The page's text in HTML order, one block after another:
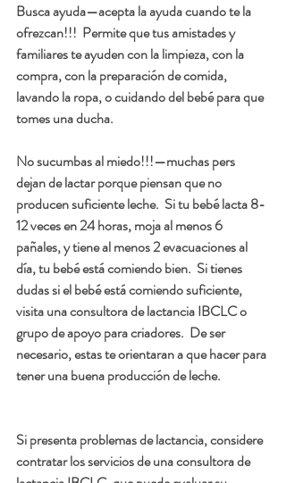
Busca ayuda—acepta la ayuda cuando te la
ofrezcan!!!  Permite que tus amistades y
familiares te ayuden con la limpieza, con la
compra, con la preparación de comida,
lavando la ropa, o cuidando del bebé para que
tomes una ducha.
No sucumbas al miedo!!!—muchas pers
dejan de lactar porque piensan que no
producen suficiente leche.  Si tu bebé lacta 8-
12 veces en 24 horas, moja al menos 6
pañales, y tiene al menos 2 evacuaciones al
día, tu bebé está comiendo bien.  Si tienes
dudas si el bebé está comiendo suficiente,
visita una consultora de lactancia IBCLC o
grupo de apoyo para criadores.  De ser
necesario, estas te orientaran a que hacer para
tener una buena producción de leche.
Si presenta problemas de lactancia, considere
contratar los servicios de una consultora de